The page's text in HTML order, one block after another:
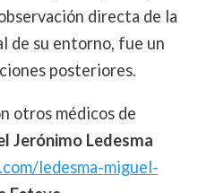
directa de la
de su entorno, fue un
posteriores.
otros médicos de
Jerónimo Ledesma
ledesma-miguel-